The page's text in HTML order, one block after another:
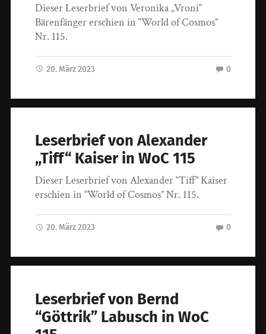
Dieser Leserbrief von Veronika „Vroni“
Bärenfänger erschien in “World of Cosmos”
Nr. 115.
20. März 2023 0
Leserbrief von Alexander
„Tiff“ Kaiser in WoC 115
Dieser Leserbrief von Alexander “Tiff” Kaiser
erschien in “World of Cosmos” Nr. 115.
20. März 2023 0
Leserbrief von Bernd
“Göttrik” Labusch in WoC